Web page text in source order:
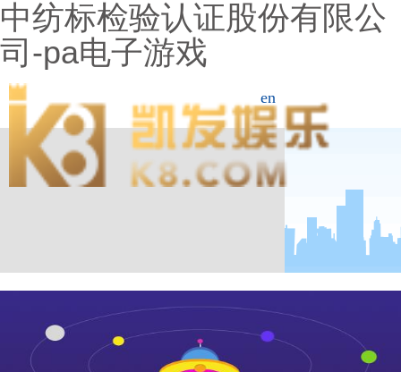
中纺标检验认证股份有限公
司-pa电子游戏
en